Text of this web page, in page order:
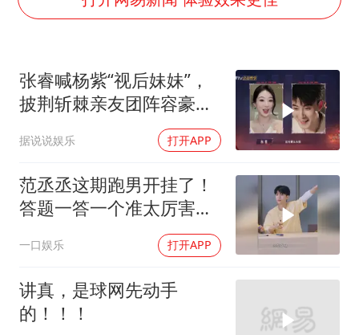
手机真会“偷听”我们说话吗
加沙约14万栋建筑被完全摧毁
张睿喊杨紫“视后妹妹”，
披荆斩棘亲友团阵容豪华
据说说娱乐 打开APP
范丞丞这期跑男开挂了！
答题一答一个准太厉害，
一口娱乐 打开APP
讲真，是球网先动手
的！！！